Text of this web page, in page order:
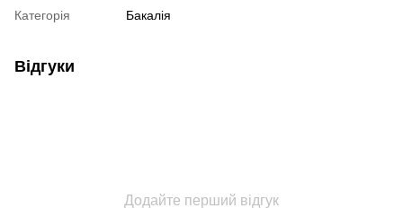
Категорія Бакалія
Відгуки
Додайте перший відгук